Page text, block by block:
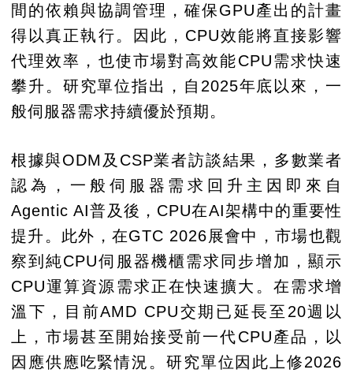
間的依賴與協調管理，確保GPU產出的計畫
得以真正執行。因此，CPU效能將直接影響
代理效率，也使市場對高效能CPU需求快速
攀升。研究單位指出，自2025年底以來，一
般伺服器需求持續優於預期。
根據與ODM及CSP業者訪談結果，多數業者
認為，一般伺服器需求回升主因即來自
Agentic AI普及後，CPU在AI架構中的重要性
提升。此外，在GTC 2026展會中，市場也觀
察到純CPU伺服器機櫃需求同步增加，顯示
CPU運算資源需求正在快速擴大。在需求增
溫下，目前AMD CPU交期已延長至20週以
上，市場甚至開始接受前一代CPU產品，以
因應供應吃緊情況。研究單位因此上修2026